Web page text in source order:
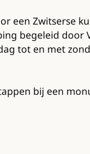
een Zwitserse
begeleid door
tot en met
bij een